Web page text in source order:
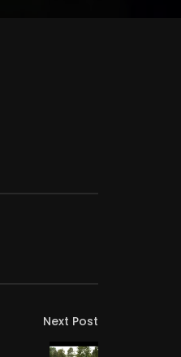
Next Post